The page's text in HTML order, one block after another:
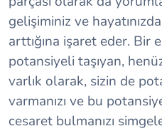
gelişiminiz ve
arttığına işaret eder. Bir
potansiyeli taşıyan,
varlık olarak, sizin de
varmanızı ve bu
cesaret bulmanızı